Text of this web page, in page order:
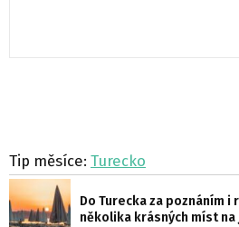
Tip měsíce: Turecko
Do Turecka za poznáním
několika krásných míst